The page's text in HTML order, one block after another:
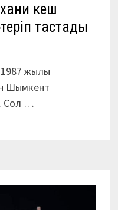
кеш
тастады
жылы
Шымкент
Сол …